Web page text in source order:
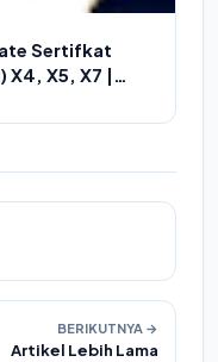
Sertifkat
X4, X5, X7 |
BERIKUTNYA →
Artikel Lebih Lama